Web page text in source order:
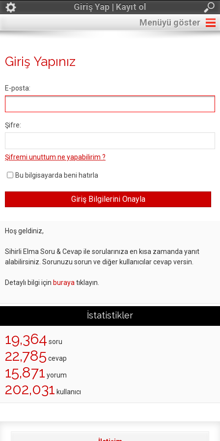
Giriş Yap | Kayıt ol
Menüyü göster
Giriş Yapınız
E-posta:
Şifre:
Şifremi unuttum ne yapabilirim ?
Bu bilgisayarda beni hatırla
Hoş geldiniz,
Sihirli Elma Soru & Cevap ile sorularınıza en kısa zamanda yanıt
alabilirsiniz. Sorunuzu sorun ve diğer kullanıcılar cevap versin.
Detaylı bilgi için buraya tıklayın.
İstatistikler
19,364 soru
22,785 cevap
15,871 yorum
202,031 kullanıcı